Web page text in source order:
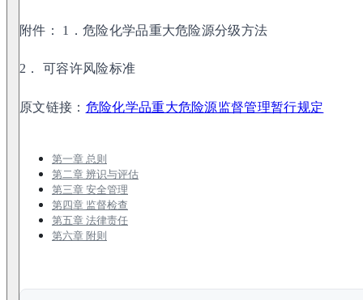
附件： 1．危险化学品重大危险源分级方法
2． 可容许风险标准
原文链接： 危险化学品重大危险源监督管理暂行规定
第一章 总则
第二章 辨识与评估
第三章 安全管理
第四章 监督检查
第五章 法律责任
第六章 附则